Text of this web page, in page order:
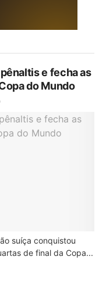
e fecha as
do Mundo
suíça conquistou
de final da Copa...